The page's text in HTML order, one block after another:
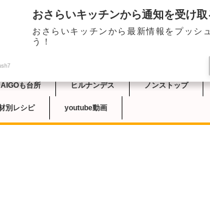
も台所 ヒルナンデス ノンストップ
別レシピ youtube動画
おさらいキッチンから通知を受け取
おさらいキッチンから最新情報をプッシ
う！